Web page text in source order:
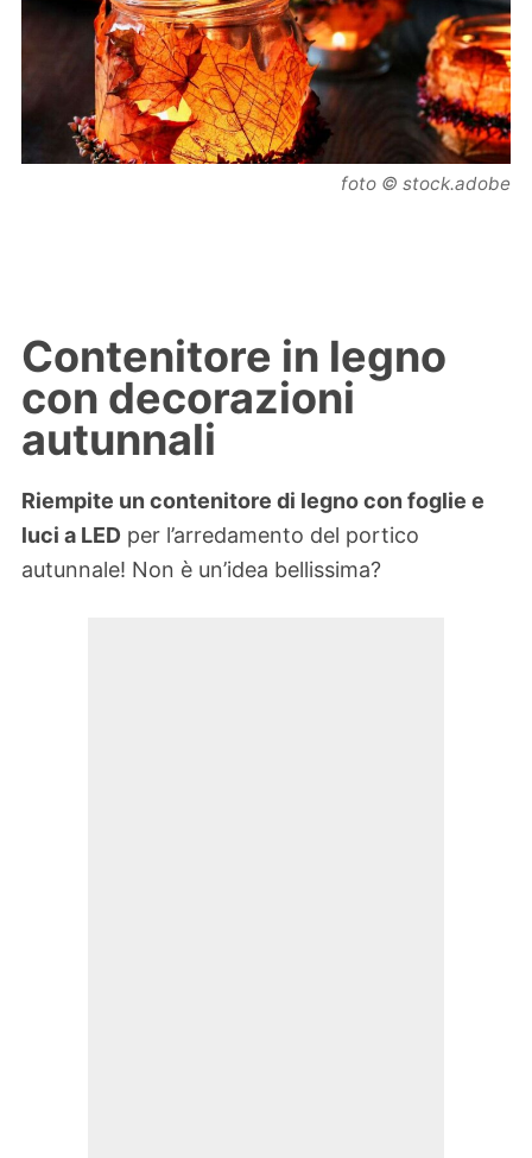
foto © stock.adobe
Contenitore in legno
con decorazioni
autunnali
Riempite un contenitore di legno con foglie e
luci a LED per l’arredamento del portico
autunnale! Non è un’idea bellissima?